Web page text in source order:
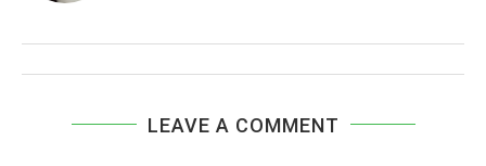
LEAVE A COMMENT